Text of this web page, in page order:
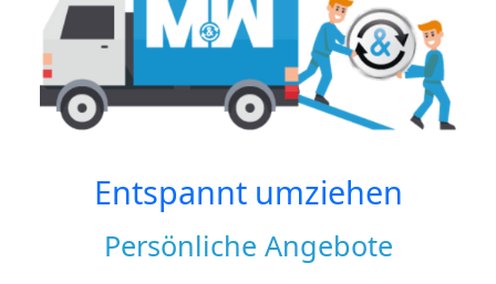
Entspannt umziehen
Persönliche Angebote